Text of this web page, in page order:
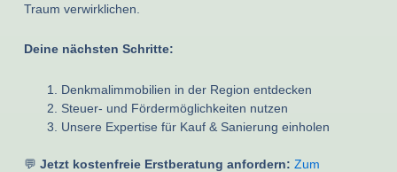
Traum verwirklichen.
Deine nächsten Schritte:
Denkmalimmobilien in der Region entdecken
Steuer- und Fördermöglichkeiten nutzen
Unsere Expertise für Kauf & Sanierung einholen
💬 Jetzt kostenfreie Erstberatung anfordern: Zum